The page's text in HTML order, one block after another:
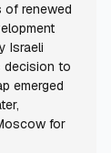
of renewed
Israeli
decision to
emerged
for